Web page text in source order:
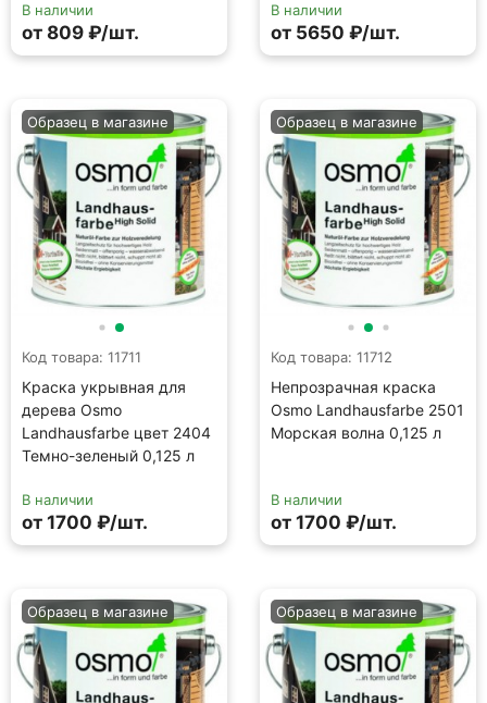
В наличии
от 809 ₽/шт.
В наличии
от 5650 ₽/шт.
Код товара: 11711
Краска укрывная для
дерева Osmo
Landhausfarbe цвет 2404
Темно-зеленый 0,125 л
Образец в магазине
В наличии
от 1700 ₽/шт.
Код товара: 11712
Непрозрачная краска
Osmo Landhausfarbe 2501
Морская волна 0,125 л
Образец в магазине
В наличии
от 1700 ₽/шт.
Образец в магазине Образец в магазине